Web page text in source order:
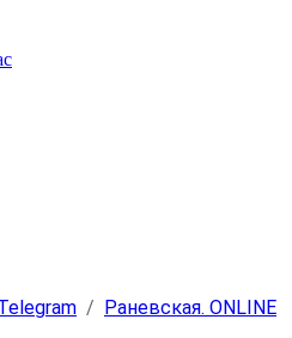
/ Раневская. ONLINE